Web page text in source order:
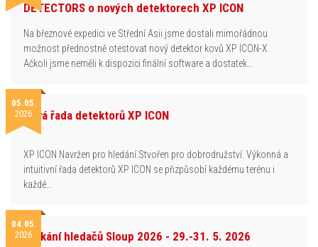
DETECTORS o nových detektorech XP ICON
Na březnové expedici ve Střední Asii jsme dostali mimořádnou
možnost přednostně otestovat nový detektor kovů XP ICON-X.
Ačkoli jsme neměli k dispozici finální software a dostatek…
05.05.
2026Nová řada detektorů XP ICON
XP ICON Navržen pro hledání.Stvořen pro dobrodružství. Výkonná a
intuitivní řada detektorů XP ICON se přizpůsobí každému terénu i
každé…
04.05.
2026Setkání hledačů Sloup 2026 - 29.-31. 5. 2026